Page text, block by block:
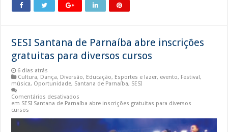
SESI Santana de Parnaíba abre inscrições
gratuitas para diversos cursos
6 dias atrás
Cultura, Dança, Diversão, Educação, Esportes e lazer, evento, Festival,
música, Oportunidade, Santana de Parnaíba, SESI
Comentários desativados
em SESI Santana de Parnaíba abre inscrições gratuitas para diversos
cursos